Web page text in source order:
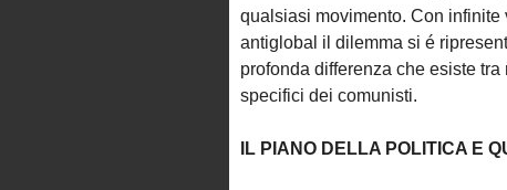
qualsiasi movimento. Con infinite
antiglobal il dilemma si é
profonda differenza che esiste
specifici dei comunisti.
IL PIANO DELLA POLITICA E